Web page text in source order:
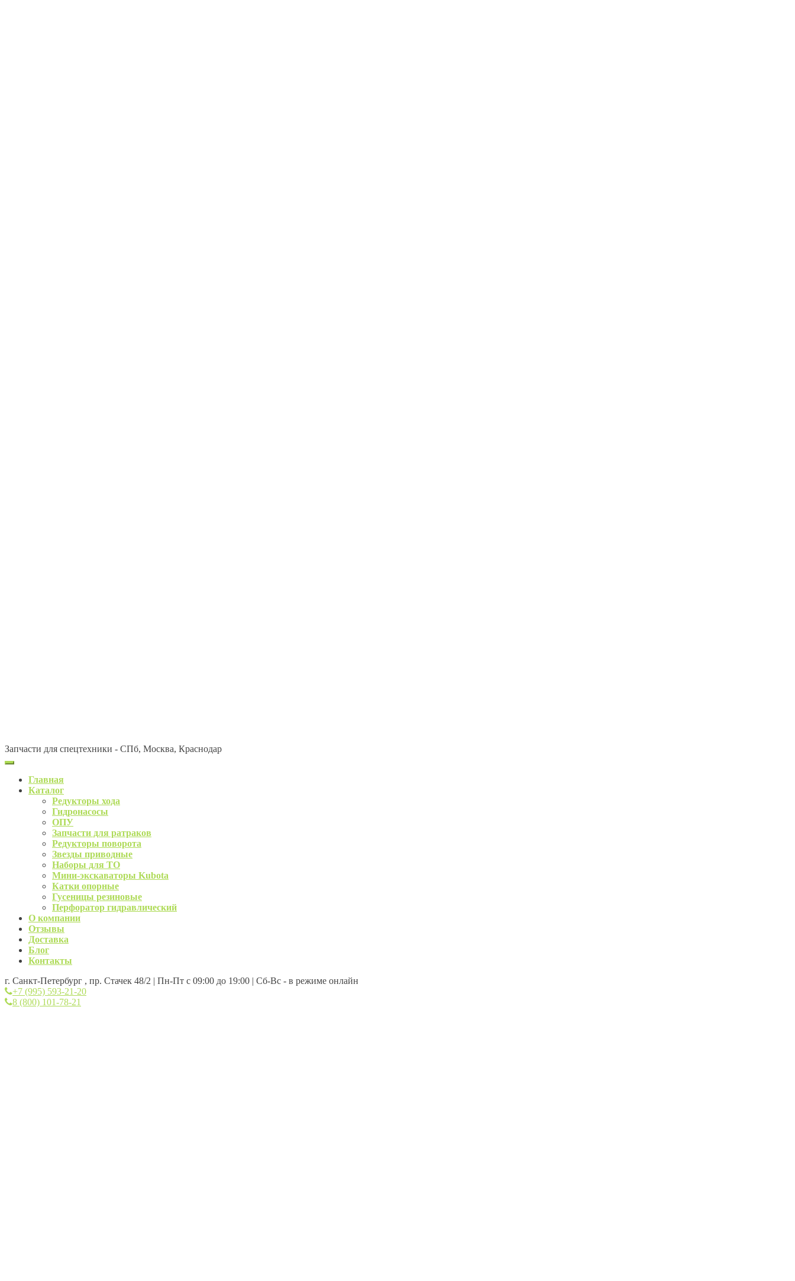
Запчасти для спецтехники - СПб, Москва, Краснодар
Главная
Каталог
Редукторы хода
Гидронасосы
ОПУ
Запчасти для ратраков
Редукторы поворота
Звезды приводные
Наборы для ТО
Мини-экскаваторы Kubota
Катки опорные
Гусеницы резиновые
Перфоратор гидравлический
О компании
Отзывы
Доставка
Блог
Контакты
г. Санкт-Петербург , пр. Стачек 48/2 | Пн-Пт с 09:00 до 19:00 | Сб-Вс - в режиме онлайн
+7 (995) 593-21-20
8 (800) 101-78-21